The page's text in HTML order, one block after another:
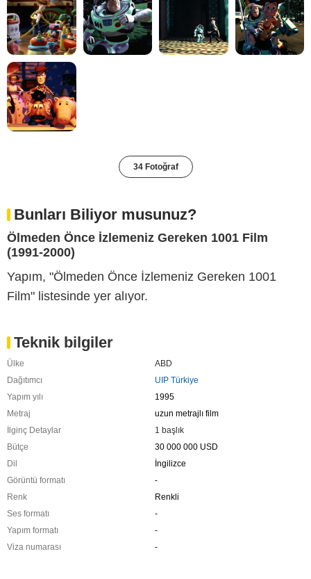
34 Fotoğraf
Bunları Biliyor musunuz?
Ölmeden Önce İzlemeniz Gereken 1001 Film
(1991-2000)
Yapım, "Ölmeden Önce İzlemeniz Gereken 1001
Film" listesinde yer alıyor.
Teknik bilgiler
Ülke
ABD
Dağıtımcı
UIP Türkiye
Yapım yılı
1995
Metraj
uzun metrajlı film
İlginç Detaylar
1 başlık
Bütçe
30 000 000 USD
Dil
İngilizce
Görüntü formatı
-
Renk
Renkli
Ses formatı
-
Yapım formatı
-
Viza numarası
-